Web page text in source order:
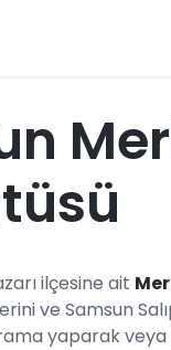
ilçesine ait
ve Samsun
yaparak veya